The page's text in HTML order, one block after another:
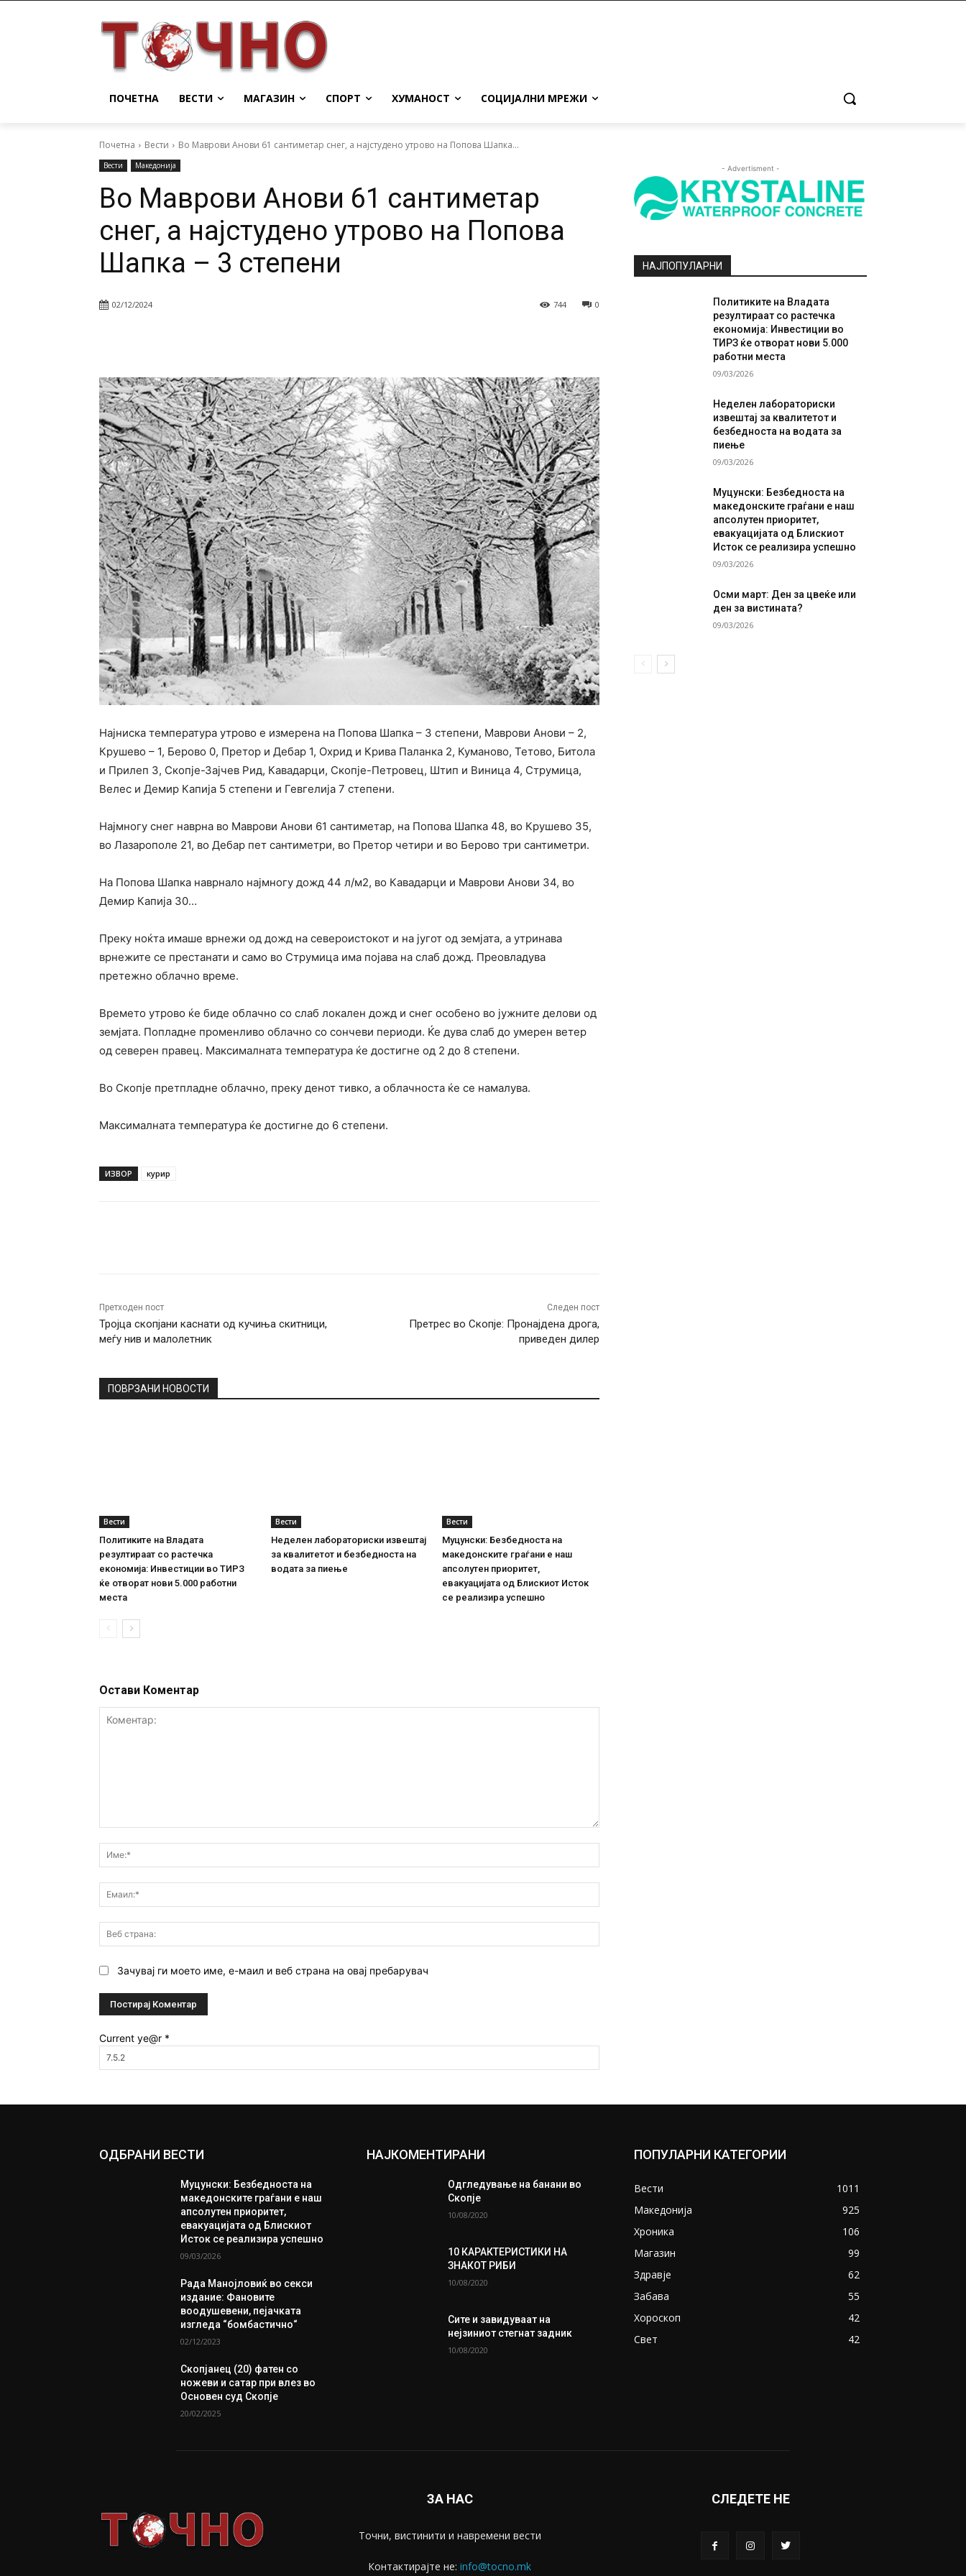
ПОЧЕТНА ВЕСТИ МАГАЗИН СПОРТ ХУМАНОСТ СОЦИЈАЛНИ МРЕЖИ
Почетна Вести Во Маврови Анови 61 сантиметар снег, а најстудено утрово на Попова Шапка...
Вести Македонија
Во Маврови Анови 61 сантиметар
снег, а најстудено утрово на Попова
Шапка – 3 степени
02/12/2024 0
744
Најниска температура утрово е измерена на Попова Шапка – 3 степени, Маврови Анови – 2,
Крушево – 1, Берово 0, Претор и Дебар 1, Охрид и Крива Паланка 2, Куманово, Тетово, Битола
и Прилеп 3, Скопје-Зајчев Рид, Кавадарци, Скопје-Петровец, Штип и Виница 4, Струмица,
Велес и Демир Капија 5 степени и Гевгелија 7 степени.
Најмногу снег наврна во Маврови Анови 61 сантиметар, на Попова Шапка 48, во Крушево 35,
во Лазарополе 21, во Дебар пет сантиметри, во Претор четири и во Берово три сантиметри.
На Попова Шапка наврнало најмногу дожд 44 л/м2, во Кавадарци и Маврови Анови 34, во
Демир Капија 30…
Преку ноќта имаше врнежи од дожд на североистокот и на југот од земјата, а утринава
врнежите се престанати и само во Струмица има појава на слаб дожд. Преовладува
претежно облачно време.
Времето утрово ќе биде облачно со слаб локален дожд и снег особено во јужните делови од
земјата. Попладне променливо облачно со сончеви периоди. Ќе дува слаб до умерен ветер
од северен правец. Максималната температура ќе достигне од 2 до 8 степени.
Во Скопје претпладне облачно, преку денот тивко, а облачноста ќе се намалува.
Максималната температура ќе достигне до 6 степени.
ИЗВОР курир
Претходен пост
Тројца скопјани каснати од кучиња скитници,
меѓу нив и малолетник
Следен пост
Претрес во Скопје: Пронајдена дрога,
приведен дилер
ПОВРЗАНИ НОВОСТИ
Вести
Политиките на Владата
резултираат со растечка
економија: Инвестиции во ТИРЗ
ќе отворат нови 5.000 работни
места
Вести
Неделен лабораториски извештај
за квалитетот и безбедноста на
водата за пиење
Вести
Муцунски: Безбедноста на
македонските граѓани е наш
апсолутен приоритет,
евакуацијата од Блискиот Исток
се реализира успешно
Остави Коментар
страна:
Зачувај ги моето име, е-маил и веб страна на овај пребарувач
Current ye@r *
- Advertisment -
НАЈПОПУЛАРНИ
Политиките на Владата
резултираат со растечка
економија: Инвестиции во
ТИРЗ ќе отворат нови 5.000
работни места
09/03/2026
Неделен лабораториски
извештај за квалитетот и
безбедноста на водата за
пиење
09/03/2026
Муцунски: Безбедноста на
македонските граѓани е наш
апсолутен приоритет,
евакуацијата од Блискиот
Исток се реализира успешно
09/03/2026
Осми март: Ден за цвеќе или
ден за вистината?
09/03/2026
ОДБРАНИ ВЕСТИ
Муцунски: Безбедноста на
македонските граѓани е наш
апсолутен приоритет,
евакуацијата од Блискиот
Исток се реализира успешно
09/03/2026
Рада Манојловиќ во секси
издание: Фановите
воодушевени, пејачката
изгледа “бомбастично“
02/12/2023
Скопјанец (20) фатен со
ножеви и сатар при влез во
Основен суд Скопје
20/02/2025
НАЈКОМЕНТИРАНИ
Одгледување на банани во
Скопје
10/08/2020
10 КАРАКТЕРИСТИКИ НА
ЗНАКОТ РИБИ
10/08/2020
Сите и завидуваат на
нејзиниот стегнат задник
10/08/2020
ПОПУЛАРНИ КАТЕГОРИИ
Вести
1011
Македонија
925
Хроника
106
Магазин
99
Здравје
62
Забава
55
Хороскоп
42
Свет
42
ЗА НАС
Точни, вистинити и навремени вести
Контактирајте не: info@tocno.mk
СЛЕДЕТЕ НЕ